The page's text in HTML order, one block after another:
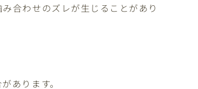
合わせのズレが生じることがあり
あります。